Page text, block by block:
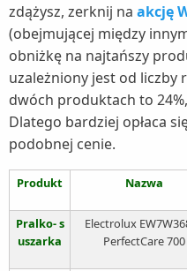
zdążysz, zerknij na akcję
(obejmującej między
obniżkę na najtańszy
uzależniony jest od liczby
dwóch produktach to
Dlatego bardziej opłaca
podobnej cenie.
Produkt​ Nazwa
Pralko- s
uszarka
Electrolux
PerfectCare 700